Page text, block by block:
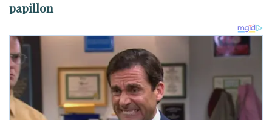
papillon